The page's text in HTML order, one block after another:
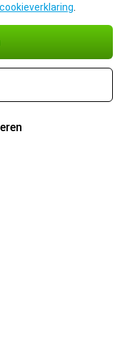
cookieverklaring